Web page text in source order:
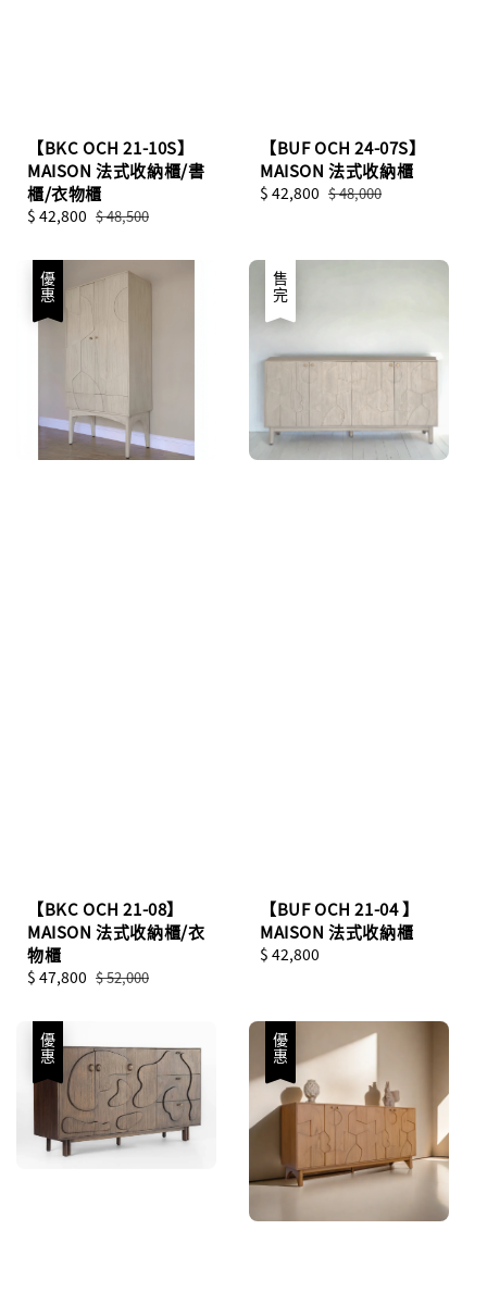
【BKC OCH 21-10S】
MAISON 法式收納櫃/書
櫃/衣物櫃
Sale
$ 42,800 Regular
$ 48,500
【BUF OCH 24-07S】
MAISON 法式收納櫃
Sale
$ 42,800 Regular
$ 48,000
優惠
【BKC OCH 21-08】
MAISON 法式收納櫃/衣
物櫃
Sale
$ 47,800 Regular
$ 52,000
售完
【BUF OCH 21-04 】
MAISON 法式收納櫃
Regular
$ 42,800
優惠 優惠